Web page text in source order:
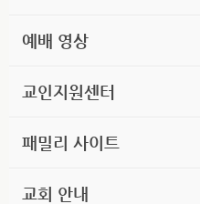
예배 영상
교인지원센터
패밀리 사이트
교회 안내